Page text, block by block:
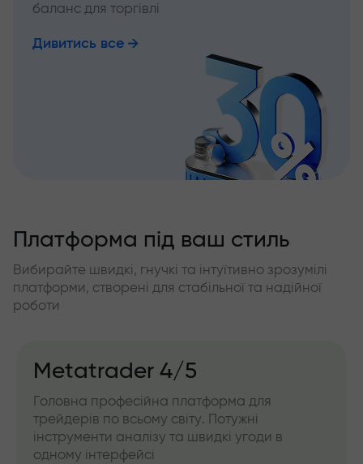
баланс для торгівлі
Дивитись все
Платформа під ваш стиль
Вибирайте швидкі, гнучкі та інтуїтивно зрозумілі
платформи, створені для стабільної та надійної
роботи
Metatrader 4/5
Головна професійна платформа для
трейдерів по всьому світу. Потужні
інструменти аналізу та швидкі угоди в
одному інтерфейсі